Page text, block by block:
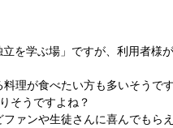
を学ぶ場」ですが、利用者様
理が食べたい方も多いそうで
そうですよね？
ァンや生徒さんに喜んでもら